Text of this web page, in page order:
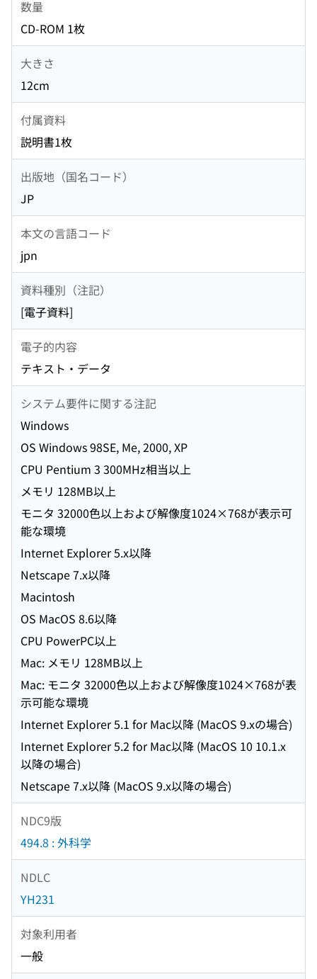
数量
CD-ROM 1枚
大きさ
12cm
付属資料
説明書1枚
出版地（国名コード）
JP
本文の言語コード
jpn
資料種別（注記）
[電子資料]
電子的内容
テキスト・データ
システム要件に関する注記
Windows
OS Windows 98SE, Me, 2000, XP
CPU Pentium 3 300MHz相当以上
メモリ 128MB以上
モニタ 32000色以上および解像度1024×768が表示可
能な環境
Internet Explorer 5.x以降
Netscape 7.x以降
Macintosh
OS MacOS 8.6以降
CPU PowerPC以上
Mac: メモリ 128MB以上
Mac: モニタ 32000色以上および解像度1024×768が表
示可能な環境
Internet Explorer 5.1 for Mac以降 (MacOS 9.xの場合)
Internet Explorer 5.2 for Mac以降 (MacOS 10 10.1.x
以降の場合)
Netscape 7.x以降 (MacOS 9.x以降の場合)
NDC9版
494.8 : 外科学
NDLC
YH231
対象利用者
一般